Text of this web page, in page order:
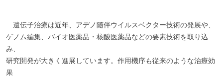
遺伝子治療は近年、アデノ随伴ウイルスベクター技術の発展や、
ゲノム編集、バイオ医薬品・核酸医薬品などの要素技術を取り込
み、
研究開発が大きく進展しています。作用機序も従来のような治療効
果